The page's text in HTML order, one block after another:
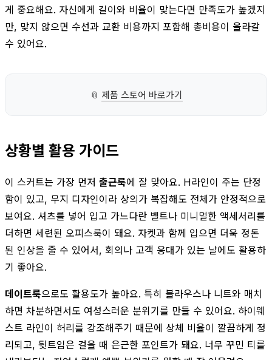
게 중요해요. 자신에게 길이와 비율이 맞는다면 만족도가 높겠지
만, 맞지 않으면 수선과 교환 비용까지 포함해 총비용이 올라갈
수 있어요.
📎 제품 스토어 바로가기
상황별 활용 가이드
이 스커트는 가장 먼저 출근룩에 잘 맞아요. H라인이 주는 단정
함이 있고, 무지 디자인이라 상의가 복잡해도 전체가 안정적으로
보여요. 셔츠를 넣어 입고 가느다란 벨트나 미니멀한 액세서리를
더하면 세련된 오피스룩이 돼요. 자켓과 함께 입으면 더욱 정돈
된 인상을 줄 수 있어서, 회의나 고객 응대가 있는 날에도 활용하
기 좋아요.
데이트룩으로도 활용도가 높아요. 특히 블라우스나 니트와 매치
하면 차분하면서도 여성스러운 분위기를 만들 수 있어요. 하이웨
스트 라인이 허리를 강조해주기 때문에 상체 비율이 깔끔하게 정
리되고, 뒷트임은 걸을 때 은근한 포인트가 돼요. 너무 꾸민 티를